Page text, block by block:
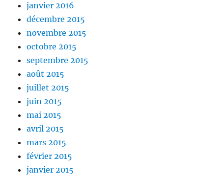
janvier 2016
décembre 2015
novembre 2015
octobre 2015
septembre 2015
août 2015
juillet 2015
juin 2015
mai 2015
avril 2015
mars 2015
février 2015
janvier 2015